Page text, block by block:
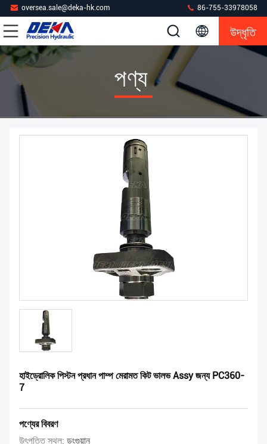
oversea.sale@deka-hk.com 86-755-33978058
উদ্ধৃতি
পণ্য
হাইড্রোলিক পিস্টন প্রধান পাম্প মেরামত কিট ভালভ Assy জন্য PC360-
7
পণ্যের বিবরণ
উৎপত্তি স্থল: ডংগুয়ান